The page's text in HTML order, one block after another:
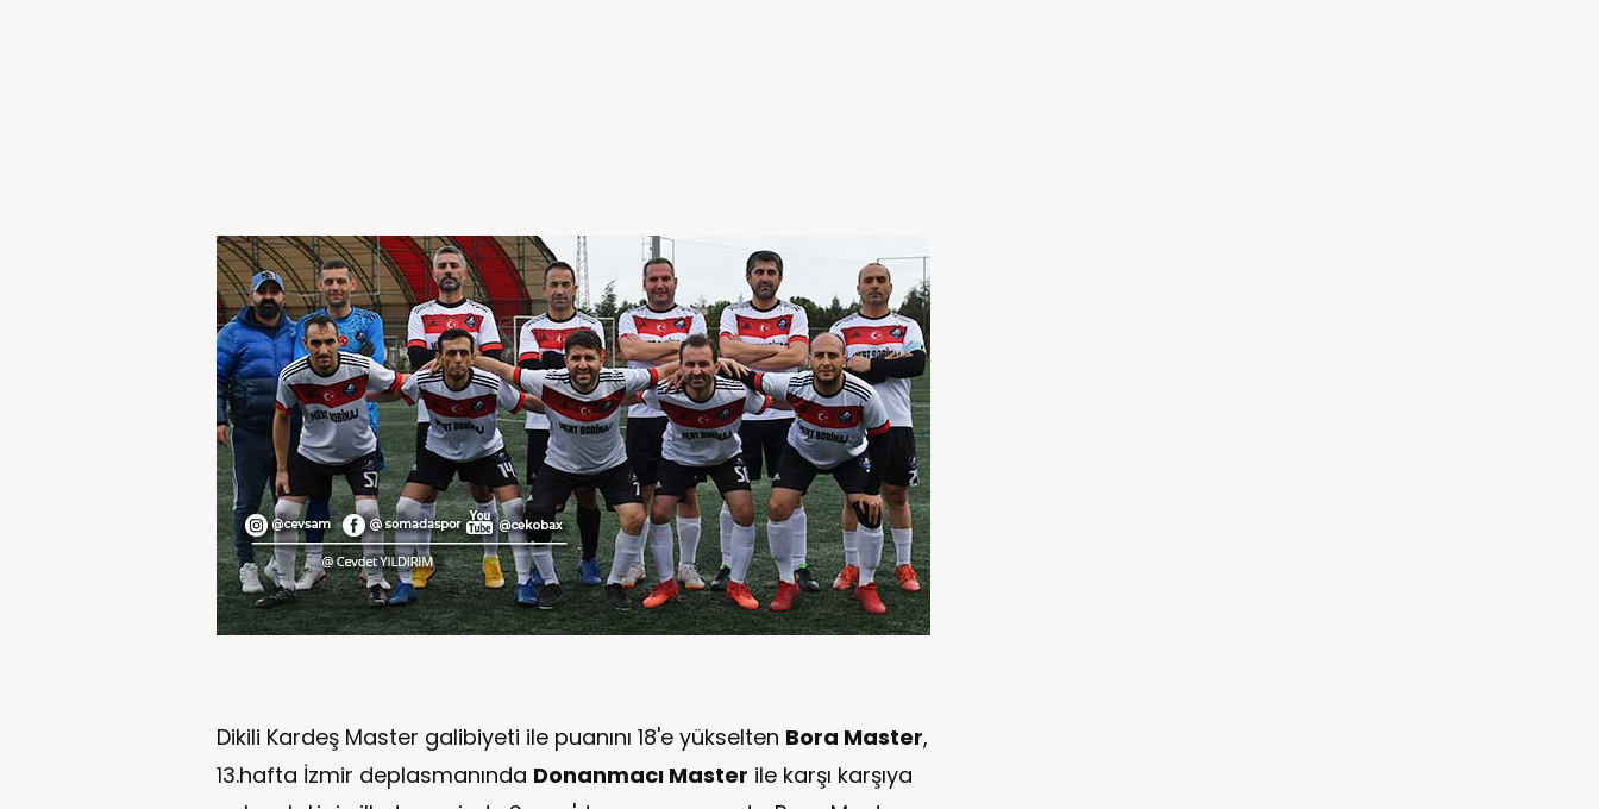
Dikili Kardeş Master galibiyeti ile puanını 18'e yükselten Bora Master,
13.hafta İzmir deplasmanında Donanmacı Master ile karşı karşıya